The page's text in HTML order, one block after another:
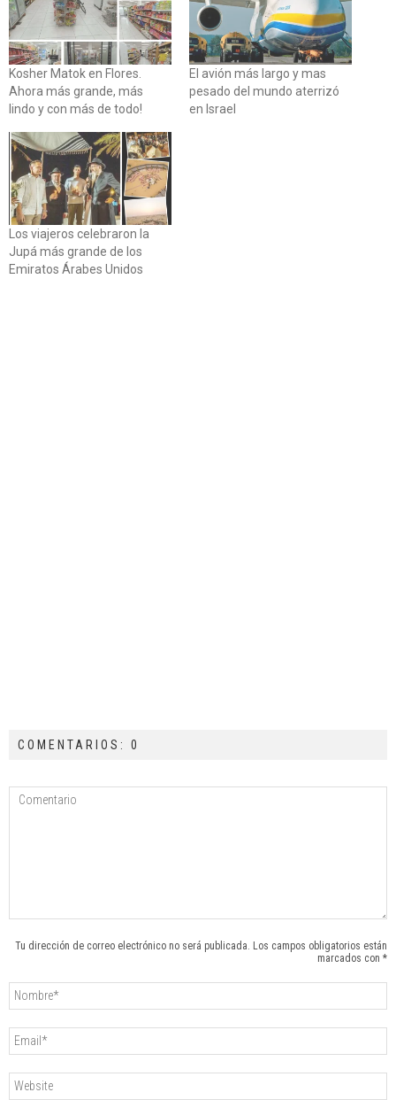
Kosher Matok en Flores.
Ahora más grande, más
lindo y con más de todo!
El avión más largo y mas
pesado del mundo aterrizó
en Israel
Los viajeros celebraron la
Jupá más grande de los
Emiratos Árabes Unidos
COMENTARIOS: 0
Tu dirección de correo electrónico no será publicada. Los campos obligatorios están
marcados con *